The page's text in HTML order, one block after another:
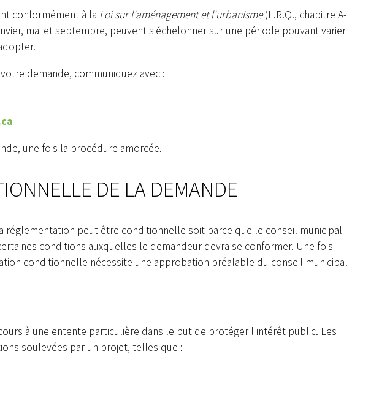
Avis public
107-M
Appel d'offres et contrats
et ponceaux
conformément à la Loi sur l'aménagement et l'urbanisme(L.R.Q., chapitre A-
mai et septembre, peuvent s'échelonner sur une période pouvant varier
demande, communiquez avec :
une fois la procédure amorcée.
DE LA DEMANDE
réglementation peut être conditionnelle soit parce que le conseil municipal
conditions auxquelles le demandeur devra se conformer. Une fois
conditionnelle nécessite une approbation préalable du conseil municipal
à une entente particulière dans le but de protéger l'intérêt public. Les
soulevées par un projet, telles que :